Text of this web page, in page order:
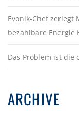
Evonik-Chef zerlegt
bezahlbare Energie
Das Problem ist die
ARCHIVE